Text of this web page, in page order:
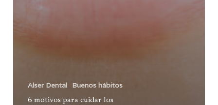
Alser Dental Buenos hábitos
6 motivos para cuidar los